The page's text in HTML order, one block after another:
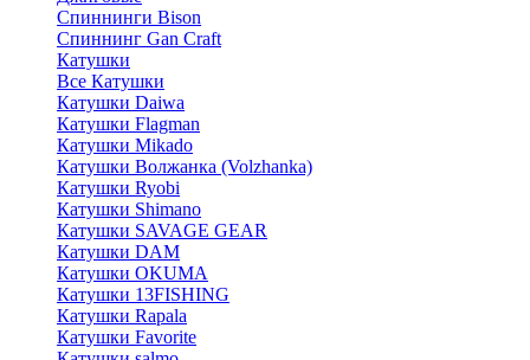
Спиннинги Bison
Спиннинг Gan Craft
Катушки
Все Катушки
Катушки Daiwa
Катушки Flagman
Катушки Mikado
Катушки Волжанка (Volzhanka)
Катушки Ryobi
Катушки Shimano
Катушки SAVAGE GEAR
Катушки DAM
Катушки OKUMA
Катушки 13FISHING
Катушки Rapala
Катушки Favorite